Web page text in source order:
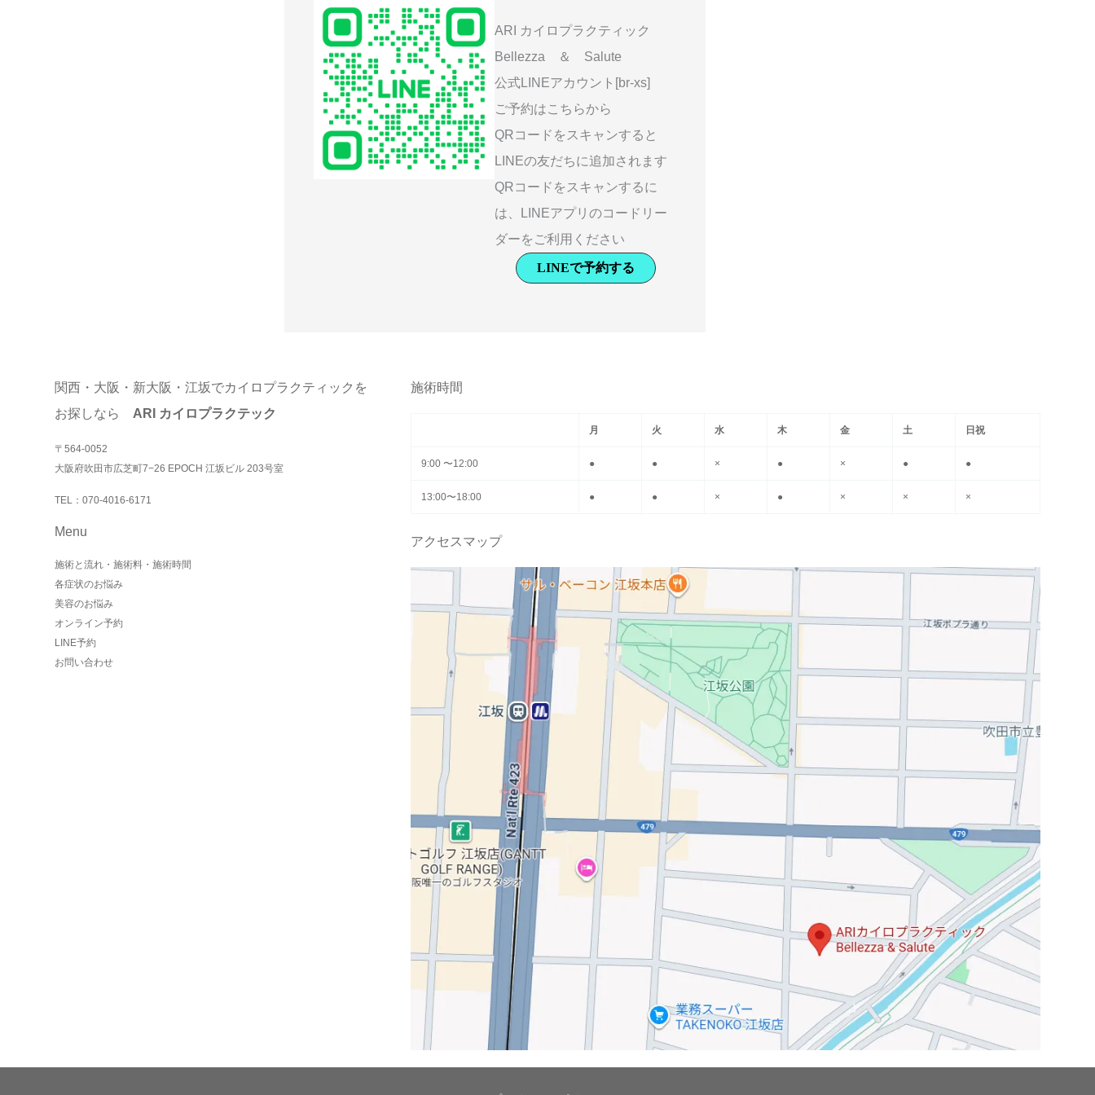
ARI カイロプラクティック
Bellezza ＆ Salute
公式LINEアカウント[br-xs]
ご予約はこちらから
QRコードをスキャンすると
LINEの友だちに追加されます
QRコードをスキャンするに
は、LINEアプリのコードリー
ダーをご利用ください
LINEで予約する
関西・大阪・新大阪・江坂でカイロプラクティックを
お探しなら ARI カイロプラクテック
〒564-0052
大阪府吹田市広芝町7−26 EPOCH 江坂ビル 203号室
TEL：070-4016-6171
Menu
施術と流れ・施術料・施術時間
各症状のお悩み
美容のお悩み
オンライン予約
LINE予約
お問い合わせ
施術時間
月 火 水 木 金 土 日祝
9:00 〜12:00 ● ● × ● × ● ●
13:00〜18:00 ● ● × ● × × ×
アクセスマップ